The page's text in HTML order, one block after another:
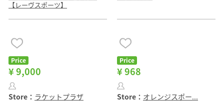
【レーヴスポーツ】
Price
¥ 9,000
Store： ラケットプラザ
Price
¥ 968
Store： オレンジスポー...